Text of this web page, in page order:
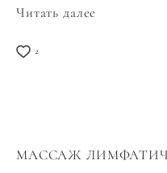
Читать далее
2
МАССАЖ